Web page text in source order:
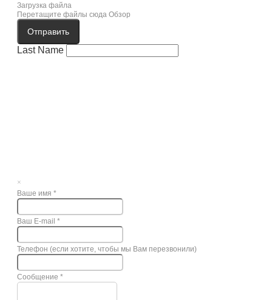
Загрузка файла
Перетащите файлы сюда Обзор
Отправить
Last Name
×
Ваше имя *
Ваш E-mail *
Телефон (если хотите, чтобы мы Вам перезвонили)
Сообщение *